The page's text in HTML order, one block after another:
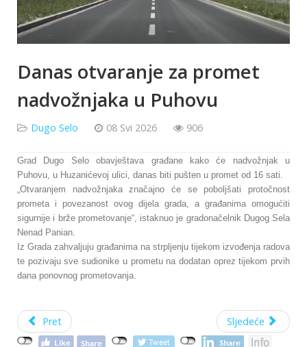
Danas otvaranje za promet
nadvožnjaka u Puhovu
Dugo Selo 08 Svi 2026 906
Grad Dugo Selo obavještava građane kako će nadvožnjak u
Puhovu, u Huzanićevoj ulici, danas biti pušten u promet od 16 sati.
„Otvaranjem nadvožnjaka značajno će se poboljšati protočnost
prometa i povezanost ovog dijela grada, a građanima omogućiti
sigurnije i brže prometovanje“, istaknuo je gradonačelnik Dugog Sela
Nenad Panian.
Iz Grada zahvaljuju građanima na strpljenju tijekom izvođenja radova
te pozivaju sve sudionike u prometu na dodatan oprez tijekom prvih
dana ponovnog prometovanja.
Pret Sljedeće